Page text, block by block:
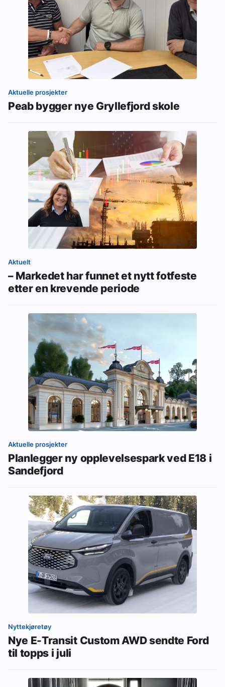
Aktuelle prosjekter
Peab bygger nye Gryllefjord skole
Aktuelt
– Markedet har funnet et nytt fotfeste
etter en krevende periode
Aktuelle prosjekter
Planlegger ny opplevelsespark ved E18 i
Sandefjord
Nyttekjøretøy
Nye E-Transit Custom AWD sendte Ford
til topps i juli